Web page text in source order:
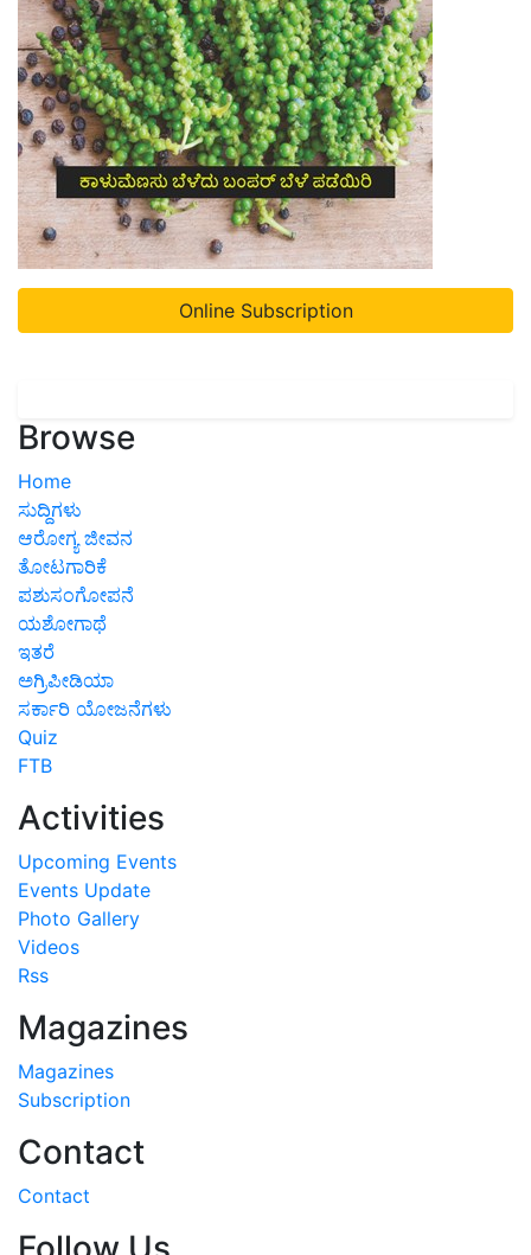
Online Subscription
Browse
Home
ಸುದ್ದಿಗಳು
ಆರೋಗ್ಯ ಜೀವನ
ತೋಟಗಾರಿಕೆ
ಪಶುಸಂಗೋಪನೆ
ಯಶೋಗಾಥೆ
ಇತರೆ
ಅಗ್ರಿಪೀಡಿಯಾ
ಸರ್ಕಾರಿ ಯೋಜನೆಗಳು
Quiz
FTB
Activities
Upcoming Events
Events Update
Photo Gallery
Videos
Rss
Magazines
Magazines
Subscription
Contact
Contact